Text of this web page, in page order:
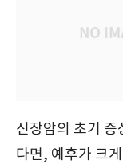
신장암의 초기 증
다면, 예후가 크